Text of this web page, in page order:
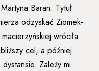
Baran. Tytuł
odzyskać Ziomek-
wróciła
cel, a później
Zależy mi